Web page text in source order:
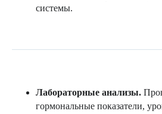
системы.
Лабораторные анализы.
гормональные показатели,
конфиденциальности